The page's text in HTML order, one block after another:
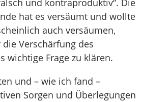
und kontraproduktiv“. Die
hat es versäumt und wollte
auch versäumen,
Verschärfung des
wichtige Frage zu klären.
und – wie ich fand –
Sorgen und Überlegungen